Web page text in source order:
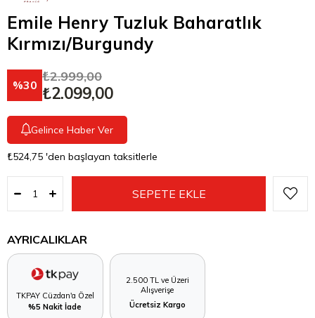
Emile Henry Tuzluk Baharatlık
Kırmızı/Burgundy
30
₺2.999,00
₺2.099,00
Gelince Haber Ver
₺524,75 'den başlayan taksitlerle
AYRICALIKLAR
TKPAY Cüzdan'a Özel
%5 Nakit İade
2.500 TL ve Üzeri
Alışverişe
Ücretsiz Kargo